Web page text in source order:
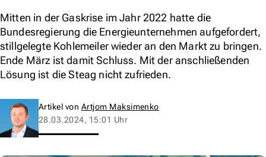
Mitten in der Gaskrise im Jahr 2022 hatte die
Bundesregierung die Energieunternehmen aufgefordert,
stillgelegte Kohlemeiler wieder an den Markt zu bringen.
Ende März ist damit Schluss. Mit der anschließenden
Lösung ist die Steag nicht zufrieden.
Artikel von Artjom Maksimenko
28.03.2024, 15:01 Uhr